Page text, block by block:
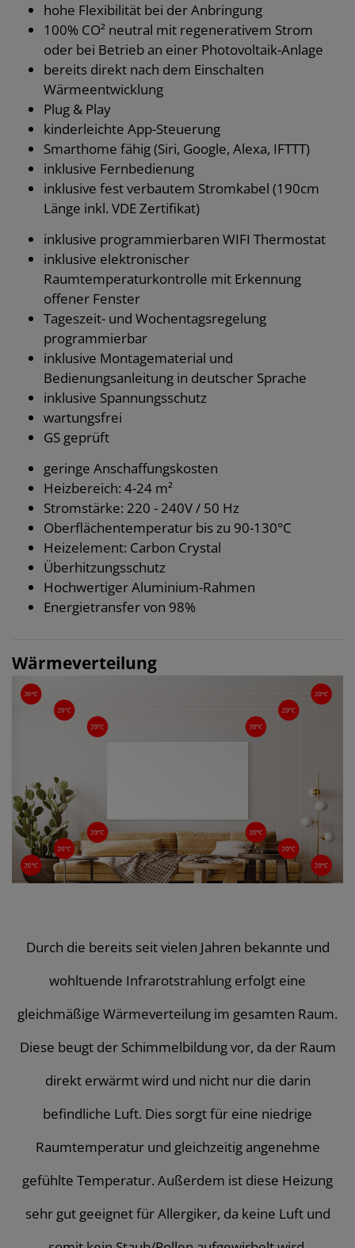
hohe Flexibilität bei der Anbringung
100% CO² neutral mit regenerativem Strom
oder bei Betrieb an einer Photovoltaik-Anlage
bereits direkt nach dem Einschalten
Wärmeentwicklung
Plug & Play
kinderleichte App-Steuerung
Smarthome fähig (Siri, Google, Alexa, IFTTT)
inklusive Fernbedienung
inklusive fest verbautem Stromkabel (190cm
Länge inkl. VDE Zertifikat)
inklusive programmierbaren WIFI Thermostat
inklusive elektronischer
Raumtemperaturkontrolle mit Erkennung
offener Fenster
Tageszeit- und Wochentagsregelung
programmierbar
inklusive Montagematerial und
Bedienungsanleitung in deutscher Sprache
inklusive Spannungsschutz
wartungsfrei
GS geprüft
geringe Anschaffungskosten
Heizbereich: 4-24 m²
Stromstärke: 220 - 240V / 50 Hz
Oberflächentemperatur bis zu 90-130°C
Heizelement: Carbon Crystal
Überhitzungsschutz
Hochwertiger Aluminium-Rahmen
Energietransfer von 98%
Wärmeverteilung
Durch die bereits seit vielen Jahren bekannte und
wohltuende Infrarotstrahlung erfolgt eine
gleichmäßige Wärmeverteilung im gesamten Raum.
Diese beugt der Schimmelbildung vor, da der Raum
direkt erwärmt wird und nicht nur die darin
befindliche Luft. Dies sorgt für eine niedrige
Raumtemperatur und gleichzeitig angenehme
gefühlte Temperatur. Außerdem ist diese Heizung
sehr gut geeignet für Allergiker, da keine Luft und